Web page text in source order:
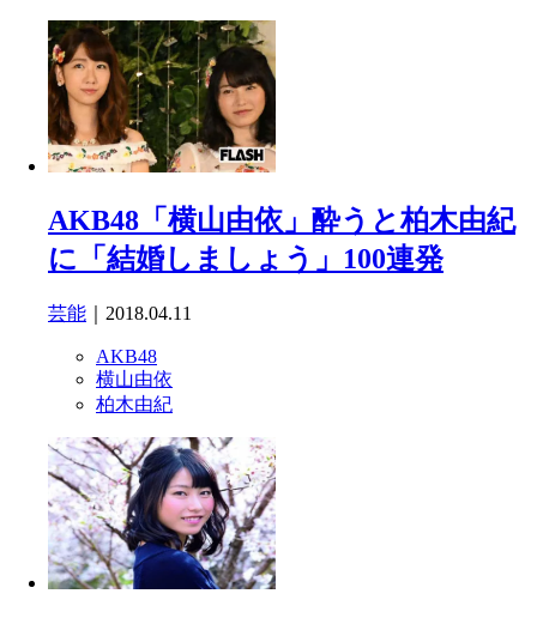
AKB48「横山由依」酔うと柏木由紀
に「結婚しましょう」100連発
芸能 ｜2018.04.11
AKB48
横山由依
柏木由紀